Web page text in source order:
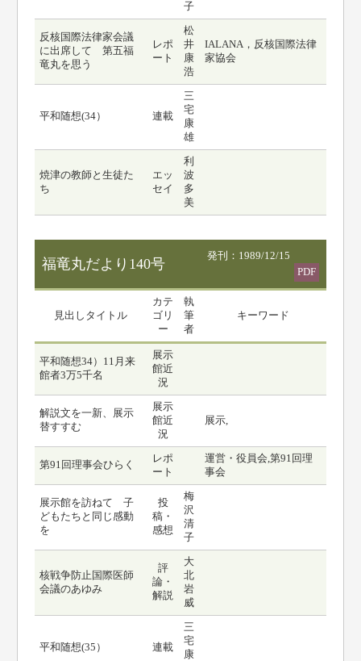
子
反核国際法律家会議
に出席して 第五福
竜丸を思う
レポ
ート
松
井
康
浩
IALANA，反核国際法律
家協会
平和随想(34） 連載
三
宅
康
雄
焼津の教師と生徒た
ち
エッ
セイ
利
波
多
美
福竜丸だより140号
発刊：1989/12/15
PDF
見出しタイトル
カテ
ゴリ
ー
執
筆
者
キーワード
平和随想34）11月来
館者3万5千名
展示
館近
況
解説文を一新、展示
替すすむ
展示
館近
況
展示,
第91回理事会ひらく
レポ
ート
運営・役員会,第91回理
事会
展示館を訪ねて 子
どもたちと同じ感動
を
投
稿・
感想
梅
沢
清
子
核戦争防止国際医師
会議のあゆみ
評
論・
解説
大
北
岩
威
平和随想(35） 連載
三
宅
康